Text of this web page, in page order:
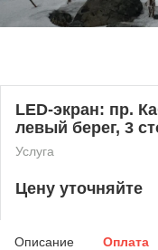
LED-экран: пр.
левый берег, 3
Услуга
Цену уточняйте
Описание Оплата